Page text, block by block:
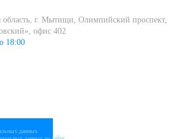
область, г. Мытищи, Олимпийский проспект,
офис 402
18:00
данных